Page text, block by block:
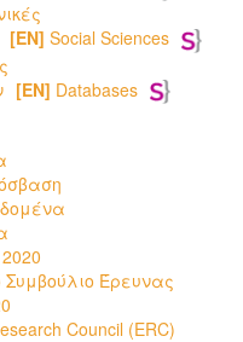
[EN] Social Sciences
[EN] Databases
Έρευνας
Council (ERC)